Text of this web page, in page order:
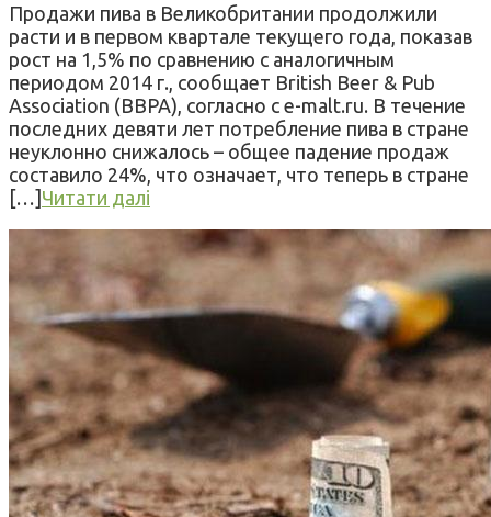
Продажи пива в Великобритании продолжили
расти и в первом квартале текущего года, показав
рост на 1,5% по сравнению с аналогичным
периодом 2014 г., сообщает British Beer & Pub
Association (BBPA), согласно с e-malt.ru. В течение
последних девяти лет потребление пива в стране
неуклонно снижалось – общее падение продаж
составило 24%, что означает, что теперь в стране
[…] Читати далі